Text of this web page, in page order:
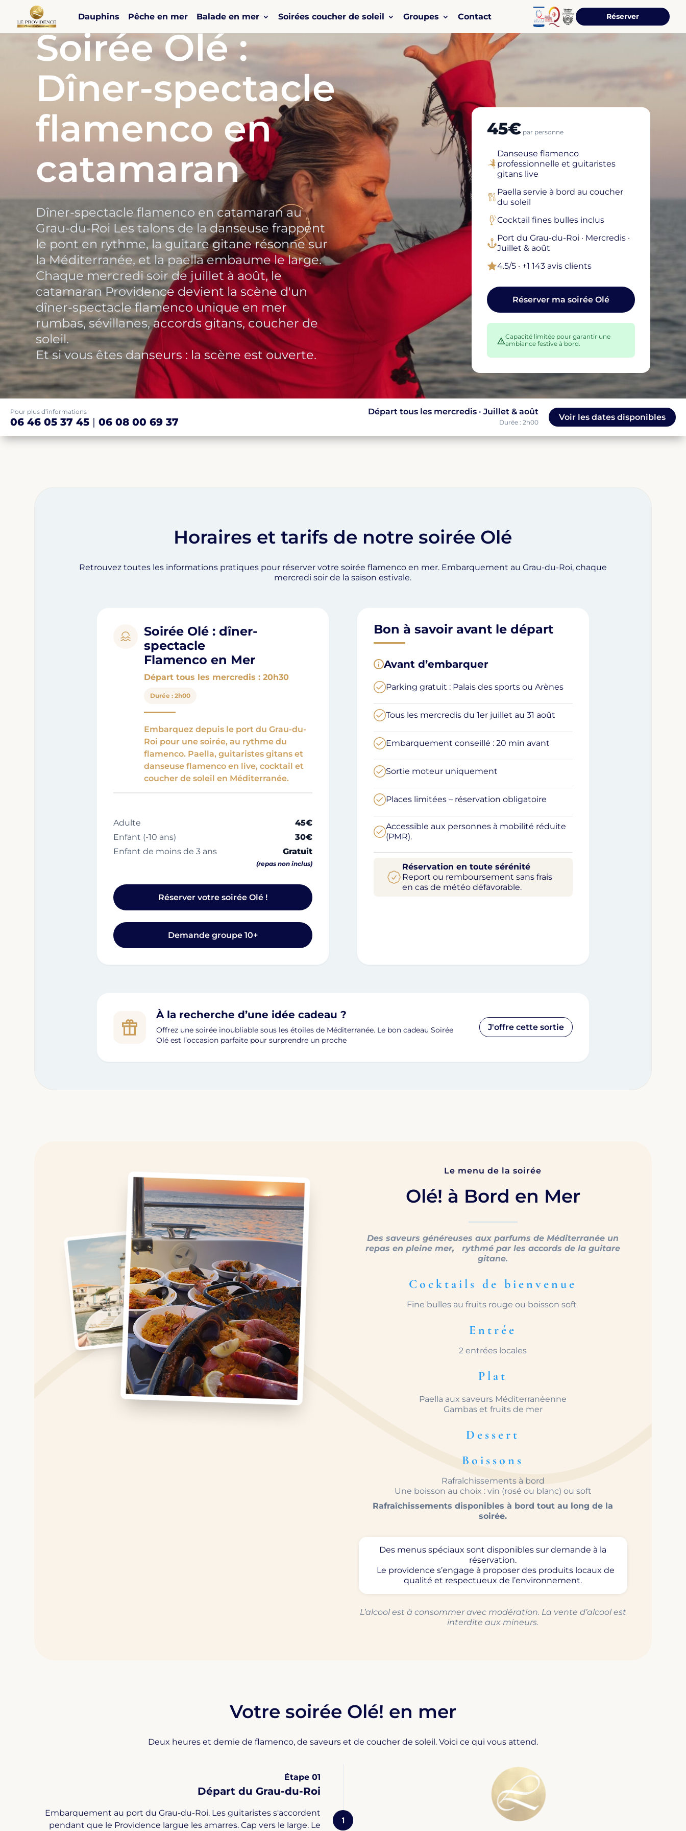
Dauphins Pêche en mer Balade en mer Soirées coucher de soleil Groupes Contact Réserver
Soirée Olé :
Dîner-spectacle
flamenco en
catamaran
Dîner-spectacle flamenco en catamaran au
Grau-du-Roi Les talons de la danseuse frappent
le pont en rythme, la guitare gitane résonne sur
la Méditerranée, et la paella embaume le large.
Chaque mercredi soir de juillet à août, le
catamaran Providence devient la scène d'un
dîner-spectacle flamenco unique en mer
rumbas, sévillanes, accords gitans, coucher de
soleil.
Et si vous êtes danseurs : la scène est ouverte.
45€ par personne
Danseuse flamenco
professionnelle et guitaristes
gitans live
Paella servie à bord au coucher
du soleil
Cocktail fines bulles inclus
Port du Grau-du-Roi · Mercredis ·
Juillet & août
4.5/5 · +1 143 avis clients
Réserver ma soirée Olé
Capacité limitée pour garantir une
ambiance festive à bord.
Pour plus d’informations
06 46 05 37 45 | 06 08 00 69 37
Départ tous les mercredis · Juillet & août
Durée : 2h00
Voir les dates disponibles
Horaires et tarifs de notre soirée Olé
Retrouvez toutes les informations pratiques pour réserver votre soirée flamenco en mer. Embarquement au Grau-du-Roi, chaque
mercredi soir de la saison estivale.
Soirée Olé : dîner-
spectacle
Flamenco en Mer
Départ tous les mercredis : 20h30
Durée : 2h00
Embarquez depuis le port du Grau-du-
Roi pour une soirée, au rythme du
flamenco. Paella, guitaristes gitans et
danseuse flamenco en live, cocktail et
coucher de soleil en Méditerranée.
Adulte
45€
Enfant (-10 ans)
30€
Enfant de moins de 3 ans
Gratuit
(repas non inclus)
Réserver votre soirée Olé !
Demande groupe 10+
Bon à savoir avant le départ
Avant d’embarquer
Parking gratuit : Palais des sports ou Arènes
Tous les mercredis du 1er juillet au 31 août
Embarquement conseillé : 20 min avant
Sortie moteur uniquement
Places limitées – réservation obligatoire
Accessible aux personnes à mobilité réduite
(PMR).
Réservation en toute sérénité
Report ou remboursement sans frais
en cas de météo défavorable.
À la recherche d’une idée cadeau ?
Offrez une soirée inoubliable sous les étoiles de Méditerranée. Le bon cadeau Soirée
Olé est l’occasion parfaite pour surprendre un proche
J'offre cette sortie
Le menu de la soirée
Olé! à Bord en Mer
Des saveurs généreuses aux parfums de Méditerranée un
repas en pleine mer, rythmé par les accords de la guitare
gitane.
Cocktails de bienvenue
Fine bulles au fruits rouge ou boisson soft
Entrée
2 entrées locales
Plat
Paella aux saveurs Méditerranéenne
Gambas et fruits de mer
Dessert
Boissons
Rafraîchissements à bord
Une boisson au choix : vin (rosé ou blanc) ou soft
Rafraîchissements disponibles à bord tout au long de la
soirée.
Des menus spéciaux sont disponibles sur demande à la
réservation.
Le providence s’engage à proposer des produits locaux de
qualité et respectueux de l’environnement.
L’alcool est à consommer avec modération. La vente d’alcool est
interdite aux mineurs.
Votre soirée Olé! en mer
Deux heures et demie de flamenco, de saveurs et de coucher de soleil. Voici ce qui vous attend.
Étape 01
Départ du Grau-du-Roi
Embarquement au port du Grau-du-Roi. Les guitaristes s'accordent
pendant que le Providence largue les amarres. Cap vers le large. Le
1